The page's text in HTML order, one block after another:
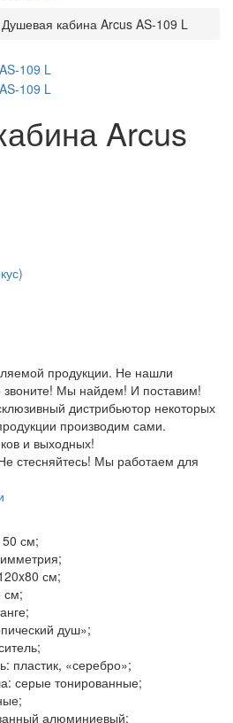
Душевая кабина Arcus AS-109 L
Arcus
продукции. Не нашли
звоните! Мы найдем! И поставим!
дистрибьютор некоторых
производим сами.
и выходных!
стесняйтесь! Мы работаем для
см;
см;
см;
душ»;
пластик, «серебро»;
серые тонированные;
алюминиевый;